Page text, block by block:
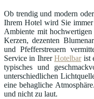
Ob trendig und modern
Ihrem Hotel wird Sie
Ambiente mit
Kerzen, dezenten
und Pfefferstreuern
Service in IhrerHotelbarist
typisches und
unterschiedlichen
eine behagliche
und nicht zu laut.